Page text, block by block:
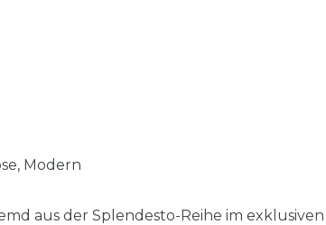
Modern
aus der Splendesto-Reihe im exklusiven